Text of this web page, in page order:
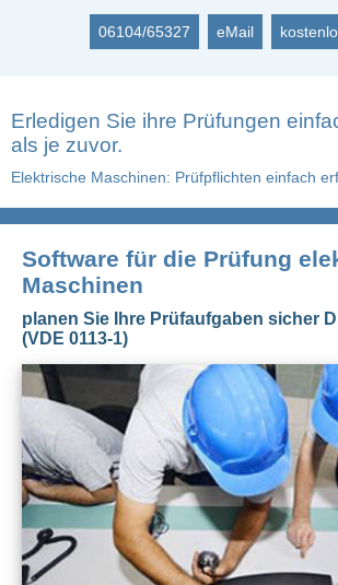
06104/65327 eMail
Erledigen Sie ihre Prüfungen
als je zuvor.
Elektrische Maschinen: Prüfpflichten einfach
Software für die Prüfung
Maschinen
planen Sie Ihre Prüfaufgaben sicher
(VDE 0113-1)